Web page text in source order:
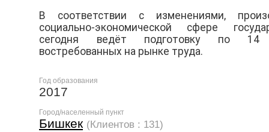
В соответствии с изменениями,
социально-экономической сфере
сегодня ведёт подготовку по 14
востребованных на рынке труда.
Год образования
2017
Город/населенный пункт
Бишкек (Клиентов : 131)